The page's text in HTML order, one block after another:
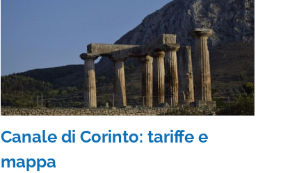
Canale di Corinto: tariffe e
mappa